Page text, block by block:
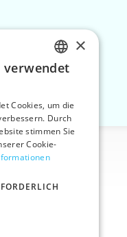
CZECH
ENGLISH
×
verwendet
Cookies, um die
Durch
stimmen Sie
Cookie-